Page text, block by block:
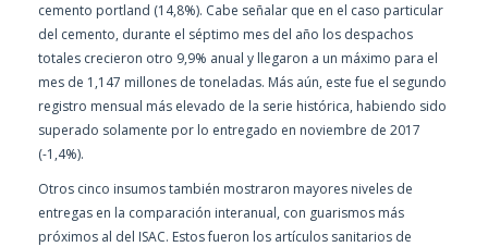
cemento portland (14,8%). Cabe señalar que en el caso particular
del cemento, durante el séptimo mes del año los despachos
totales crecieron otro 9,9% anual y llegaron a un máximo para el
mes de 1,147 millones de toneladas. Más aún, este fue el segundo
registro mensual más elevado de la serie histórica, habiendo sido
superado solamente por lo entregado en noviembre de 2017
(-1,4%).
Otros cinco insumos también mostraron mayores niveles de
entregas en la comparación interanual, con guarismos más
próximos al del ISAC. Estos fueron los artículos sanitarios de